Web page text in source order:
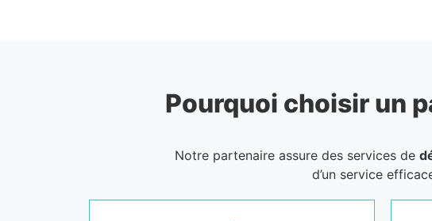
Pourquoi choisir un
Notre partenaire assure des services de
d’un service